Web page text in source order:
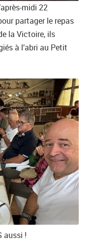
midi 22
partager le repas
la Victoire, ils
à l’abri au Petit
aussi !